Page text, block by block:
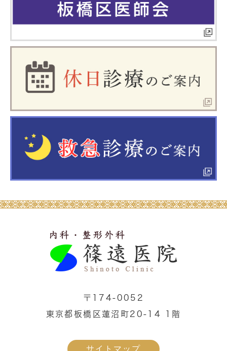
〒174-0052
東京都板橋区蓮沼町20-14 1階
サイトマップ